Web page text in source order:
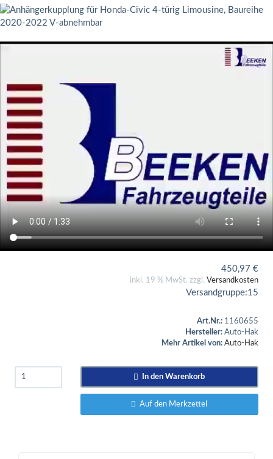
450,97 €
inkl. 19 % MwSt. zzgl. Versandkosten
Versandgruppe:15
Art.Nr.: 1160655
Hersteller: Auto-Hak
Mehr Artikel von: Auto-Hak
In den Warenkorb
Auf den Merkzettel